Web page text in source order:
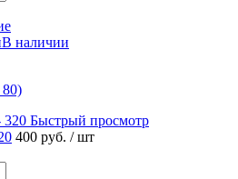
В наличии
Быстрый просмотр
400 руб. / шт